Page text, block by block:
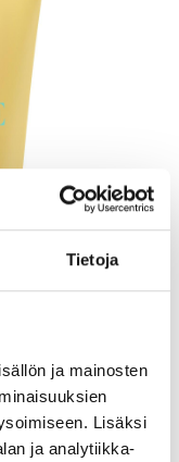
Tietoja
ja mainosten
Lisäksi
ja analytiikka-